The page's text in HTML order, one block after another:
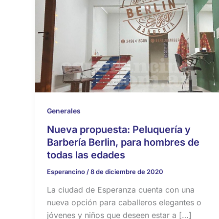
Generales
Nueva propuesta: Peluquería y
Barbería Berlin, para hombres de
todas las edades
Esperancino /8 de diciembre de 2020
La ciudad de Esperanza cuenta con una
nueva opción para caballeros elegantes o
jóvenes y niños que deseen estar a […]